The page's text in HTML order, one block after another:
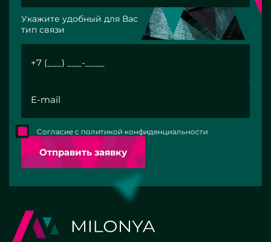
Укажите удобный для Вас
тип связи
Отправить заявку
Согласие с политикой конфиденциальности